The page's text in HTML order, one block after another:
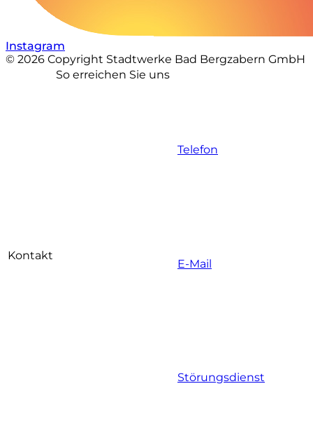
Instagram
© 2026 Copyright Stadtwerke Bad Bergzabern GmbH
Kontakt
So erreichen Sie uns
Telefon
E-Mail
Störungsdienst